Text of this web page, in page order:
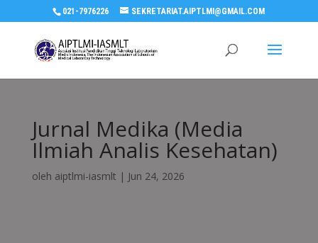
021-7976226 SEKRETARIAT.AIPTLMI@GMAIL.COM
Jurnal Medika (Media
Ilmiah Analis Kesehatan)
oleh aiptlmi-iasmlt | Jun 24, 2026